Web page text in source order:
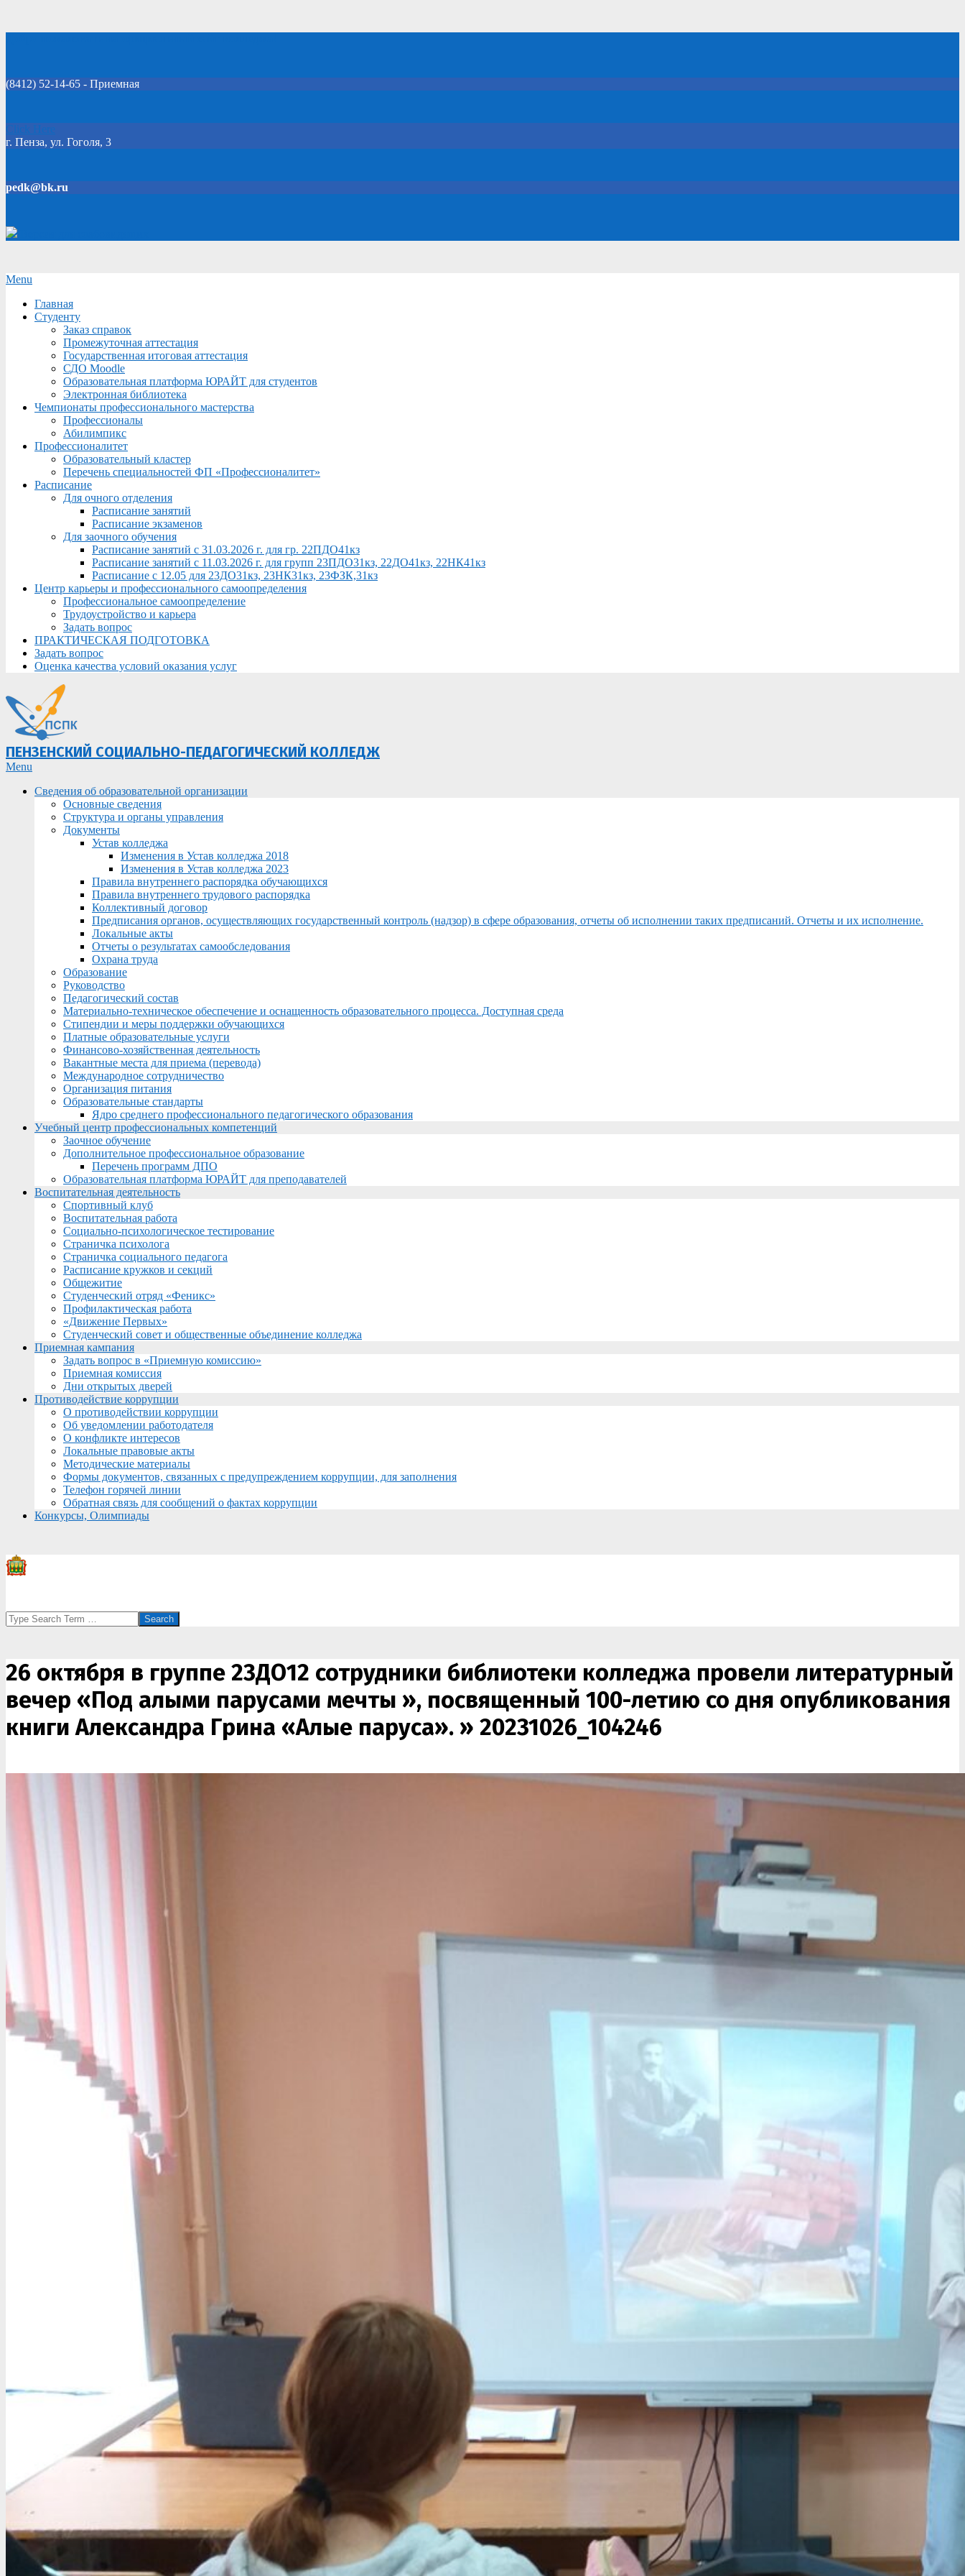
(8412) 52-14-65 - Приемная
Click Here
г. Пенза, ул. Гоголя, 3
pedk@bk.ru
Secondary
Menu
Menu
Главная
Студенту
Заказ справок
Промежуточная аттестация
Государственная итоговая аттестация
СДО Moodle
Образовательная платформа ЮРАЙТ для студентов
Электронная библиотека
Чемпионаты профессионального мастерства
Профессионалы
Абилимпикс
Профессионалитет
Образовательный кластер
Перечень специальностей ФП «Профессионалитет»
Расписание
Для очного отделения
Расписание занятий
Расписание экзаменов
Для заочного обучения
Расписание занятий с 31.03.2026 г. для гр. 22ПДО41кз
Расписание занятий с 11.03.2026 г. для групп 23ПДО31кз, 22ДО41кз, 22НК41кз
Расписание с 12.05 для 23ДО31кз, 23НК31кз, 23ФЗК,31кз
Центр карьеры и профессионального самоопределения
Профессиональное самоопределение
Трудоустройство и карьера
Задать вопрос
ПРАКТИЧЕСКАЯ ПОДГОТОВКА
Задать вопрос
Оценка качества условий оказания услуг
ПЕНЗЕНСКИЙ СОЦИАЛЬНО-ПЕДАГОГИЧЕСКИЙ КОЛЛЕДЖ
Primary
Menu
Menu
Сведения об образовательной организации
Основные сведения
Структура и органы управления
Документы
Устав колледжа
Изменения в Устав колледжа 2018
Изменения в Устав колледжа 2023
Правила внутреннего распорядка обучающихся
Правила внутреннего трудового распорядка
Коллективный договор
Предписания органов, осуществляющих государственный контроль (надзор) в сфере образования, отчеты об исполнении таких предписаний. Отчеты и их исполнение.
Локальные акты
Отчеты о результатах самообследования
Охрана труда
Образование
Руководство
Педагогический состав
Материально-техническое обеспечение и оснащенность образовательного процесса. Доступная среда
Стипендии и меры поддержки обучающихся
Платные образовательные услуги
Финансово-хозяйственная деятельность
Вакантные места для приема (перевода)
Международное сотрудничество
Организация питания
Образовательные стандарты
Ядро среднего профессионального педагогического образования
Учебный центр профессиональных компетенций
Заочное обучение
Дополнительное профессиональное образование
Перечень программ ДПО
Образовательная платформа ЮРАЙТ для преподавателей
Воспитательная деятельность
Спортивный клуб
Воспитательная работа
Социально-психологическое тестирование
Страничка психолога
Страничка социального педагога
Расписание кружков и секций
Общежитие
Студенческий отряд «Феникс»
Профилактическая работа
«Движение Первых»
Студенческий совет и общественные объединение колледжа
Приемная кампания
Задать вопрос в «Приемную комиссию»
Приемная комиссия
Дни открытых дверей
Противодействие коррупции
О противодействии коррупции
Об уведомлении работодателя
О конфликте интересов
Локальные правовые акты
Методические материалы
Формы документов, связанных с предупреждением коррупции, для заполнения
Телефон горячей линии
Обратная связь для сообщений о фактах коррупции
Конкурсы, Олимпиады
Search
26 октября в группе 23ДО12 сотрудники библиотеки колледжа провели литературный
вечер «Под алыми парусами мечты », посвященный 100-летию со дня опубликования
книги Александра Грина «Алые паруса». » 20231026_104246